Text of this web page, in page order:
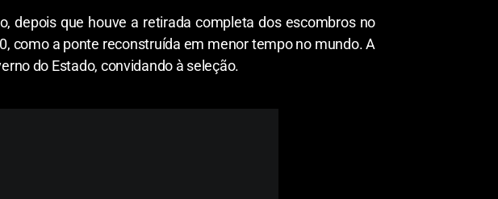
depois que houve a retirada completa dos escombros no
como a ponte reconstruída em menor tempo no mundo. A
do Estado, convidando à seleção.